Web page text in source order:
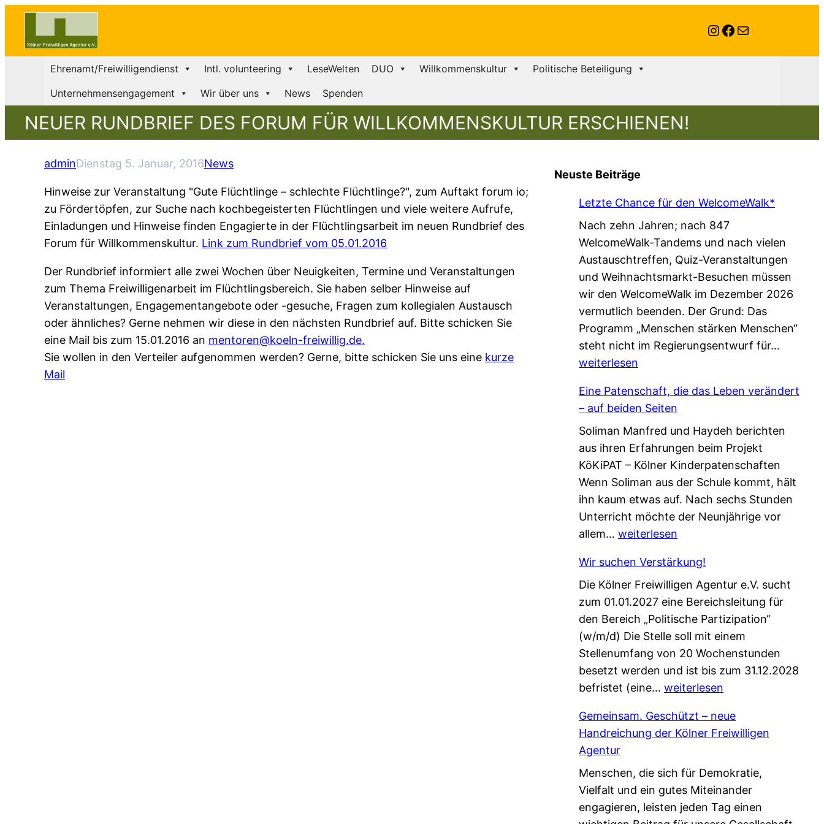
Instagram
Facebook
E-Mail
Ehrenamt/Freiwilligendienst Intl. volunteering LeseWelten DUO Willkommenskultur
Politische Beteiligung
Unternehmensengagement
Wir über uns News Spenden
NEUER RUNDBRIEF DES FORUM FÜR WILLKOMMENSKULTUR ERSCHIENEN!
adminDienstag 5. Januar, 2016News
Hinweise zur Veranstaltung "Gute Flüchtlinge – schlechte Flüchtlinge?", zum Auftakt forum io;
zu Fördertöpfen, zur Suche nach kochbegeisterten Flüchtlingen und viele weitere Aufrufe,
Einladungen und Hinweise finden Engagierte in der Flüchtlingsarbeit im neuen Rundbrief des
Forum für Willkommenskultur. Link zum Rundbrief vom 05.01.2016
Der Rundbrief informiert alle zwei Wochen über Neuigkeiten, Termine und Veranstaltungen
zum Thema Freiwilligenarbeit im Flüchtlingsbereich. Sie haben selber Hinweise auf
Veranstaltungen, Engagementangebote oder -gesuche, Fragen zum kollegialen Austausch
oder ähnliches? Gerne nehmen wir diese in den nächsten Rundbrief auf. Bitte schicken Sie
eine Mail bis zum 15.01.2016 an mentoren@koeln-freiwillig.de.
Sie wollen in den Verteiler aufgenommen werden? Gerne, bitte schicken Sie uns eine kurze
Mail
Neuste Beiträge
Letzte Chance für den WelcomeWalk*
Nach zehn Jahren; nach 847
WelcomeWalk-Tandems und nach vielen
Austauschtreffen, Quiz-Veranstaltungen
und Weihnachtsmarkt-Besuchen müssen
wir den WelcomeWalk im Dezember 2026
vermutlich beenden. Der Grund: Das
Programm „Menschen stärken Menschen“
steht nicht im Regierungsentwurf für…
z
e
a
n
r
d
e
weiterlesen
Eine Patenschaft, die das Leben verändert
– auf beiden Seiten
Soliman Manfred und Haydeh berichten
aus ihren Erfahrungen beim Projekt
KöKiPAT – Kölner Kinderpatenschaften
Wenn Soliman aus der Schule kommt, hält
ihn kaum etwas auf. Nach sechs Stunden
Unterricht möchte der Neunjährige vor
allem… E
n
e
P
a
t
e
n
s
h
a
f
t
,
d
weiterlesen
Wir suchen Verstärkung!
Die Kölner Freiwilligen Agentur e.V. sucht
zum 01.01.2027 eine Bereichsleitung für
den Bereich „Politische Partizipation“
(w/m/d) Die Stelle soll mit einem
Stellenumfang von 20 Wochenstunden
besetzt werden und ist bis zum 31.12.2028
befristet (eine… W
r
s
c
h
e
weiterlesen
Gemeinsam. Geschützt – neue
Handreichung der Kölner Freiwilligen
Agentur
Menschen, die sich für Demokratie,
Vielfalt und ein gutes Miteinander
engagieren, leisten jeden Tag einen